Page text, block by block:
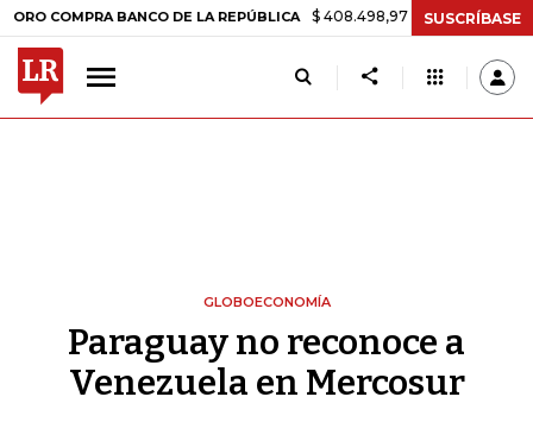
BANCO DE LA REPÚBLICA $ 408.498,97 +$ 8.753,81 +2,19%
SUSCRÍBASE
GLOBOECONOMÍA
Paraguay no reconoce a
Venezuela en Mercosur